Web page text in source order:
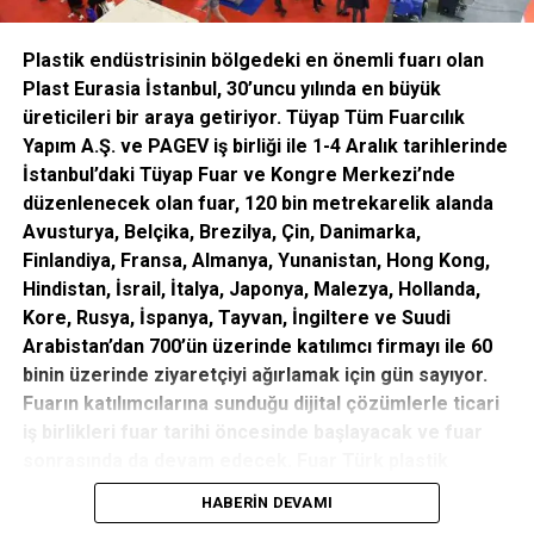
ANAHTAR KELIMELER:
PIRELLI GEZICI EĞITIM ARACI
PREMIUM LASTIK SEGMENTI
SONRAKI
Maya Tekstil uyku ürünleri dünyayı fethe çıktı
ÖNCEKI
Er Yatırım’dan Turizm Karikatürleri Yarışması’na
destek
editor
Plastik endüstrisinin bölgedeki en önemli fuarı olan
Plast Eurasia İstanbul, 30’uncu yılında en büyük
üreticileri bir araya getiriyor. TüyapTüm Fuarcılık
Yapım A.Ş. ve PAGEV iş birliği ile 1-4 Aralık tarihlerinde
İstanbul’daki Tüyap Fuar ve Kongre Merkezi’nde
düzenlenecek olan fuar, 120 bin metrekarelik alanda
Avusturya, Belçika, Brezilya, Çin, Danimarka,
Finlandiya, Fransa, Almanya, Yunanistan, Hong Kong,
Hindistan, İsrail, İtalya, Japonya, Malezya, Hollanda,
Kore, Rusya, İspanya, Tayvan, İngiltere ve Suudi
Arabistan’dan 700’ün üzerinde katılımcı firmayı ile 60
binin üzerinde ziyaretçiyi ağırlamak için gün sayıyor.
Fuarın katılımcılarına sunduğu dijital çözümlerle ticari
sektörü için verimli iş birliklerine sahne olacak.
HABERIN DEVAMI